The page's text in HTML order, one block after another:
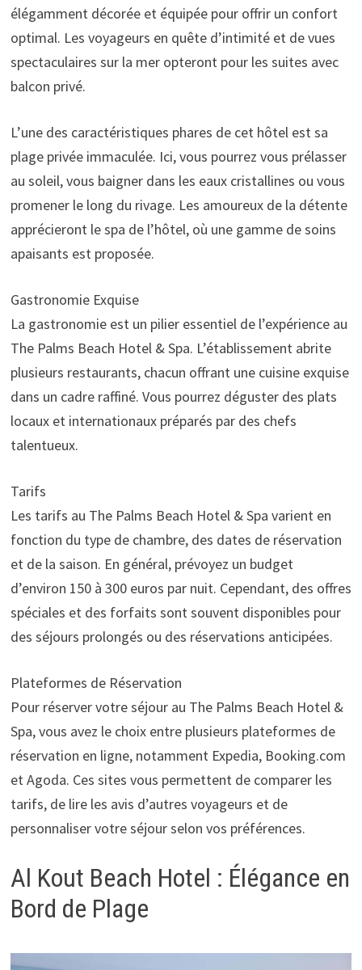
élégamment décorée et équipée pour offrir un confort
optimal. Les voyageurs en quête d’intimité et de vues
spectaculaires sur la mer opteront pour les suites avec
balcon privé.
L’une des caractéristiques phares de cet hôtel est sa
plage privée immaculée. Ici, vous pourrez vous prélasser
au soleil, vous baigner dans les eaux cristallines ou vous
promener le long du rivage. Les amoureux de la détente
apprécieront le spa de l’hôtel, où une gamme de soins
apaisants est proposée.
Gastronomie Exquise
La gastronomie est un pilier essentiel de l’expérience au
The Palms Beach Hotel & Spa. L’établissement abrite
plusieurs restaurants, chacun offrant une cuisine exquise
dans un cadre raffiné. Vous pourrez déguster des plats
locaux et internationaux préparés par des chefs
talentueux.
Tarifs
Les tarifs au The Palms Beach Hotel & Spa varient en
fonction du type de chambre, des dates de réservation
et de la saison. En général, prévoyez un budget
d’environ 150 à 300 euros par nuit. Cependant, des offres
spéciales et des forfaits sont souvent disponibles pour
des séjours prolongés ou des réservations anticipées.
Plateformes de Réservation
Pour réserver votre séjour au The Palms Beach Hotel &
Spa, vous avez le choix entre plusieurs plateformes de
réservation en ligne, notamment Expedia, Booking.com
et Agoda. Ces sites vous permettent de comparer les
tarifs, de lire les avis d’autres voyageurs et de
personnaliser votre séjour selon vos préférences.
Al Kout Beach Hotel : Élégance en
Bord de Plage